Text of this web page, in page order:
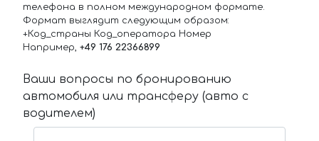
телефона в полном международном формате.
Формат выглядит следующим образом:
+Код_страны Код_оператора Номер
Например, +49 176 22366899
Ваши вопросы по бронированию
автомобиля или трансферу (авто с
водителем)